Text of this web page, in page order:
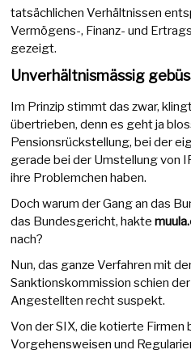
tatsächlichen Verhältnissen
Vermögens-, Finanz- und
gezeigt.
Unverhältnismässig
Im Prinzip stimmt das zwar,
übertrieben, denn es geht ja
Pensionsrückstellung, bei der
gerade bei der Umstellung von
ihre Problemchen haben.
Doch warum der Gang an das
das Bundesgericht, hakte
nach?
Nun, das ganze Verfahren mit
Sanktionskommission schien
Angestellten recht suspekt.
Von der SIX, die kotierte Firmen
Vorgehensweisen und